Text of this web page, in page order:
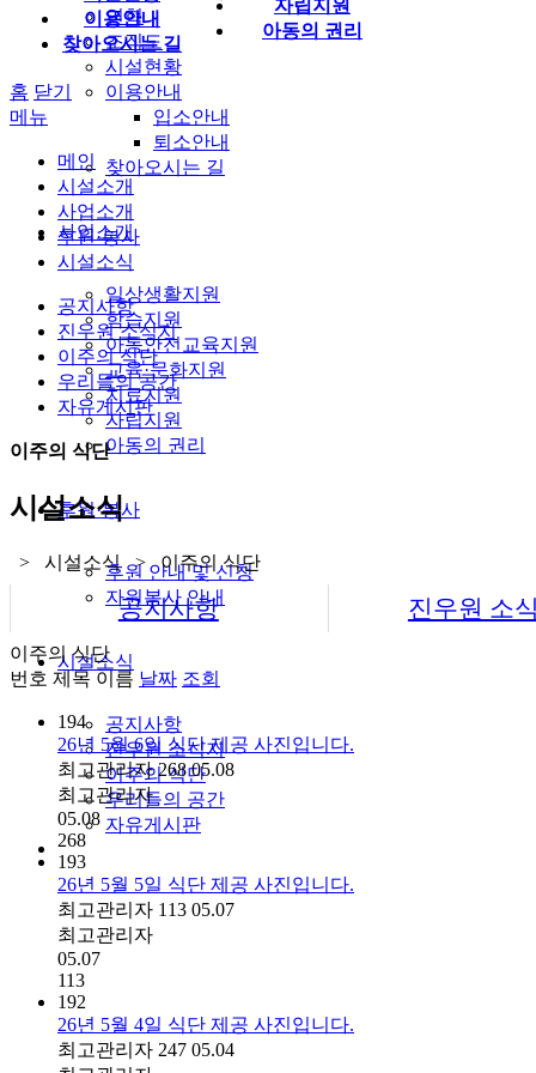
연혁
조직도
시설현황
이용안내
입소안내
퇴소안내
찾아오시는 길
사업소개
일상생활지원
학습지원
아동안전교육지원
교육·문화지원
치료지원
자립지원
아동의 권리
후원·봉사
후원 안내 및 신청
자원봉사 안내
시설소식
공지사항
진우원 소식지
이주의 식단
우리들의 공간
자유게시판
이용안내
찾아오시는 길
자립지원
아동의 권리
홈 닫기
메뉴
메인
시설소개
사업소개
후원·봉사
시설소식
공지사항
진우원 소식지
이주의 식단
우리들의 공간
자유게시판
이주의 식단
시설소식
> 시설소식 > 이주의 식단
공지사항 진우원 소
이주의 식단
번호 제목 이름 날짜 조회
194
26년 5월 6일 식단 제공 사진입니다.
최고관리자 268 05.08
최고관리자
05.08
268
193
26년 5월 5일 식단 제공 사진입니다.
최고관리자 113 05.07
최고관리자
05.07
113
192
26년 5월 4일 식단 제공 사진입니다.
최고관리자 247 05.04